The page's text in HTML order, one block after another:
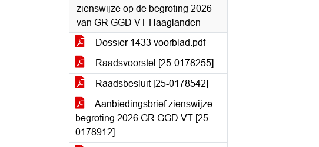
zienswijze op de begroting 2026
van GR GGD VT Haaglanden
Dossier 1433 voorblad.pdf
Raadsvoorstel [25-0178255]
Raadsbesluit [25-0178542]
Aanbiedingsbrief zienswijze
begroting 2026 GR GGD VT [25-
0178912]